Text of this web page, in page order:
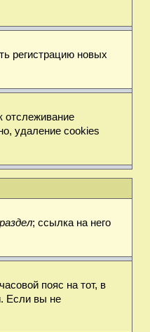
регистрацию новых
отслеживание
удаление cookies
; ссылка на него
пояс на тот, в
Если вы не